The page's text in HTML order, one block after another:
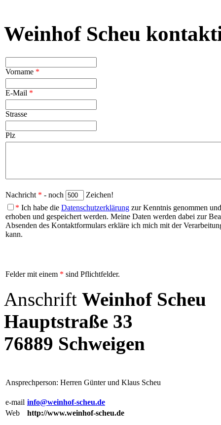
Weinhof Scheu
Vorname *
E-Mail *
Strasse
Plz
Nachricht * - noch
Zeichen!
* Ich habe die Datenschutzerklärung zur Kenntnis genommen
erhoben und gespeichert werden. Meine Daten werden dabei zur
Absenden des Kontaktformulars erkläre ich mich mit der
kann.
Felder mit einem * sind Pflichtfelder.
Anschrift Weinhof Scheu
Hauptstraße 33
76889 Schweigen
Ansprechperson: Herren Günter und Klaus Scheu
e-mail info@weinhof-scheu.de
Web
http://www.weinhof-scheu.de